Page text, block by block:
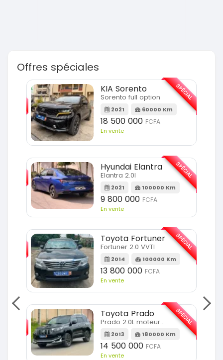
Offres spéciales
SPÉCIAL
KIA Sorento
Sorento full option
2021 60000 Km
18 500 000 FCFA
En vente
SPÉCIAL
Hyundai Elantra
Elantra 2.0l
2021 100000 Km
9 800 000 FCFA
En vente
SPÉCIAL
Toyota Fortuner
Fortuner 2.0 VVTI
2014 100000 Km
13 800 000 FCFA
En vente
SPÉCIAL
Toyota Prado
Prado 2.0L moteur d4d
2013 180000 Km
14 500 000 FCFA
En vente
SPÉCIAL